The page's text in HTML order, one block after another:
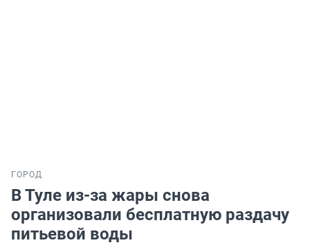
ГОРОД
В Туле из-за жары снова
организовали бесплатную раздачу
питьевой воды